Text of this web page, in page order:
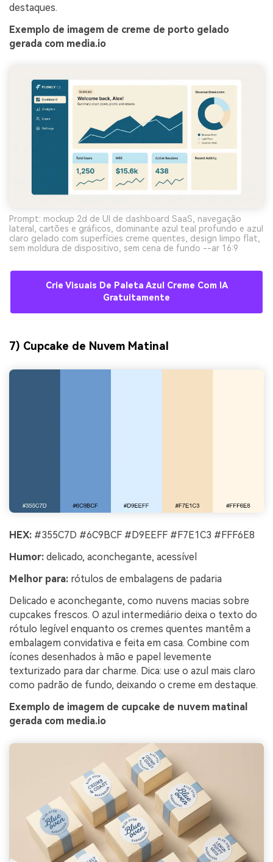
destaques.
Exemplo de imagem de creme de porto gelado
gerada com media.io
Prompt: mockup 2d de UI de dashboard SaaS, navegação
lateral, cartões e gráficos, dominante azul teal profundo e azul
claro gelado com superfícies creme quentes, design limpo flat,
sem moldura de dispositivo, sem cena de fundo --ar 16:9
Crie Visuais De Paleta Azul Creme Com IA
Gratuitamente
7) Cupcake de Nuvem Matinal
HEX: #355C7D #6C9BCF #D9EEFF #F7E1C3 #FFF6E8
Humor: delicado, aconchegante, acessível
Melhor para: rótulos de embalagens de padaria
Delicado e aconchegante, como nuvens macias sobre
cupcakes frescos. O azul intermediário deixa o texto do
rótulo legível enquanto os cremes quentes mantêm a
embalagem convidativa e feita em casa. Combine com
ícones desenhados à mão e papel levemente
texturizado para dar charme. Dica: use o azul mais claro
como padrão de fundo, deixando o creme em destaque.
Exemplo de imagem de cupcake de nuvem matinal
gerada com media.io